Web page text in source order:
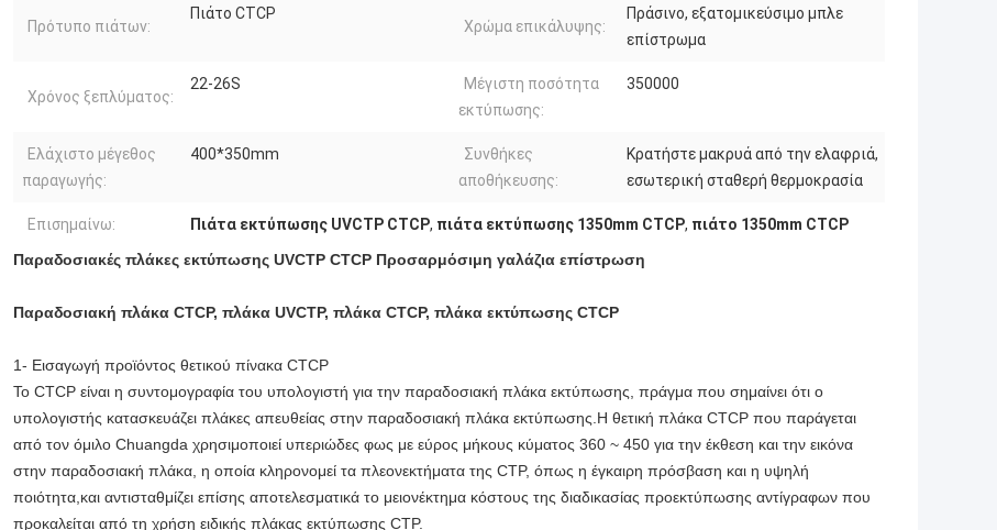
Πρότυπο πιάτων:
Πιάτο CTCP
Χρώμα επικάλυψης:
Πράσινο, εξατομικεύσιμο μπλε
επίστρωμα
Χρόνος ξεπλύματος:
22-26S
Μέγιστη ποσότητα
εκτύπωσης:
350000
Ελάχιστο μέγεθος
παραγωγής:
400*350mm
Συνθήκες
αποθήκευσης:
Κρατήστε μακρυά από την ελαφριά,
εσωτερική σταθερή θερμοκρασία
Επισημαίνω: Πιάτα εκτύπωσης UVCTP CTCP, πιάτα εκτύπωσης 1350mm CTCP, πιάτο 1350mm CTCP
Παραδοσιακές πλάκες εκτύπωσης UVCTP CTCP Προσαρμόσιμη γαλάζια επίστρωση
Παραδοσιακή πλάκα CTCP, πλάκα UVCTP, πλάκα CTCP, πλάκα εκτύπωσης CTCP
1- Εισαγωγή προϊόντος θετικού πίνακα CTCP
Το CTCP είναι η συντομογραφία του υπολογιστή για την παραδοσιακή πλάκα εκτύπωσης, πράγμα που σημαίνει ότι ο
υπολογιστής κατασκευάζει πλάκες απευθείας στην παραδοσιακή πλάκα εκτύπωσης.Η θετική πλάκα CTCP που παράγεται
από τον όμιλο Chuangda χρησιμοποιεί υπεριώδες φως με εύρος μήκους κύματος 360 ~ 450 για την έκθεση και την εικόνα
στην παραδοσιακή πλάκα, η οποία κληρονομεί τα πλεονεκτήματα της CTP, όπως η έγκαιρη πρόσβαση και η υψηλή
ποιότητα,και αντισταθμίζει επίσης αποτελεσματικά το μειονέκτημα κόστους της διαδικασίας προεκτύπωσης αντίγραφων που
προκαλείται από τη χρήση ειδικής πλάκας εκτύπωσης CTP.